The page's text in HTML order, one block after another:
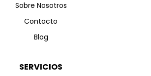
Sobre Nosotros
Contacto
Blog
SERVICIOS